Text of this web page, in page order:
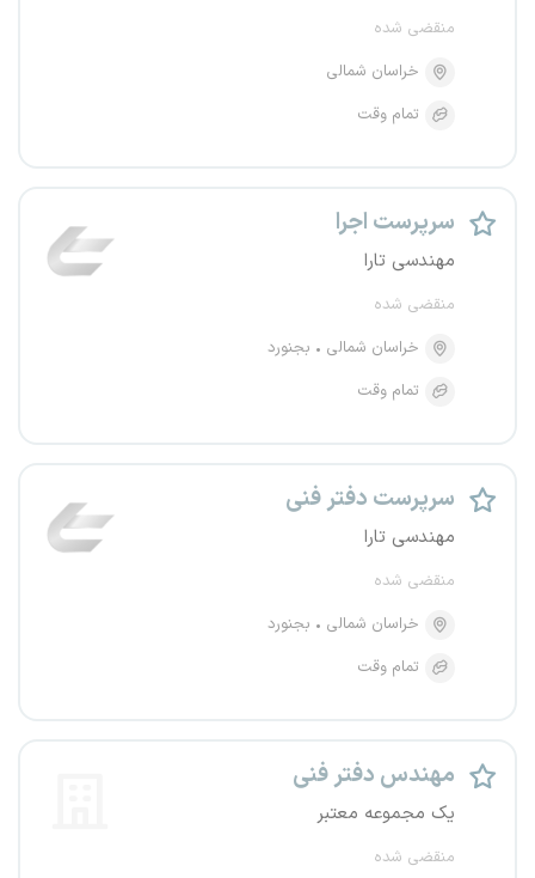
منقضی شده
خراسان شمالی
تمام وقت
سرپرست اجرا
مهندسی تارا
منقضی شده
خراسان شمالی
بجنورد
تمام وقت
سرپرست دفتر فنی
مهندسی تارا
منقضی شده
خراسان شمالی
بجنورد
تمام وقت
مهندس دفتر فنی
یک مجموعه معتبر
منقضی شده